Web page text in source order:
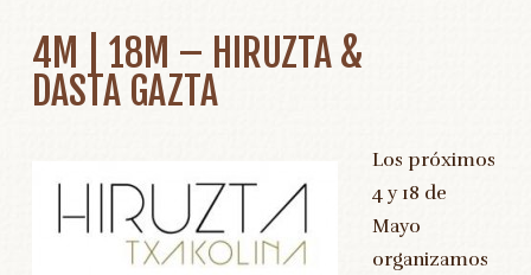
4M | 18M – HIRUZTA &
DASTA GAZTA
Los próximos
4 y 18 de
Mayo
organizamos